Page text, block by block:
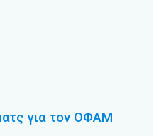
για τον ΟΦΑΜ